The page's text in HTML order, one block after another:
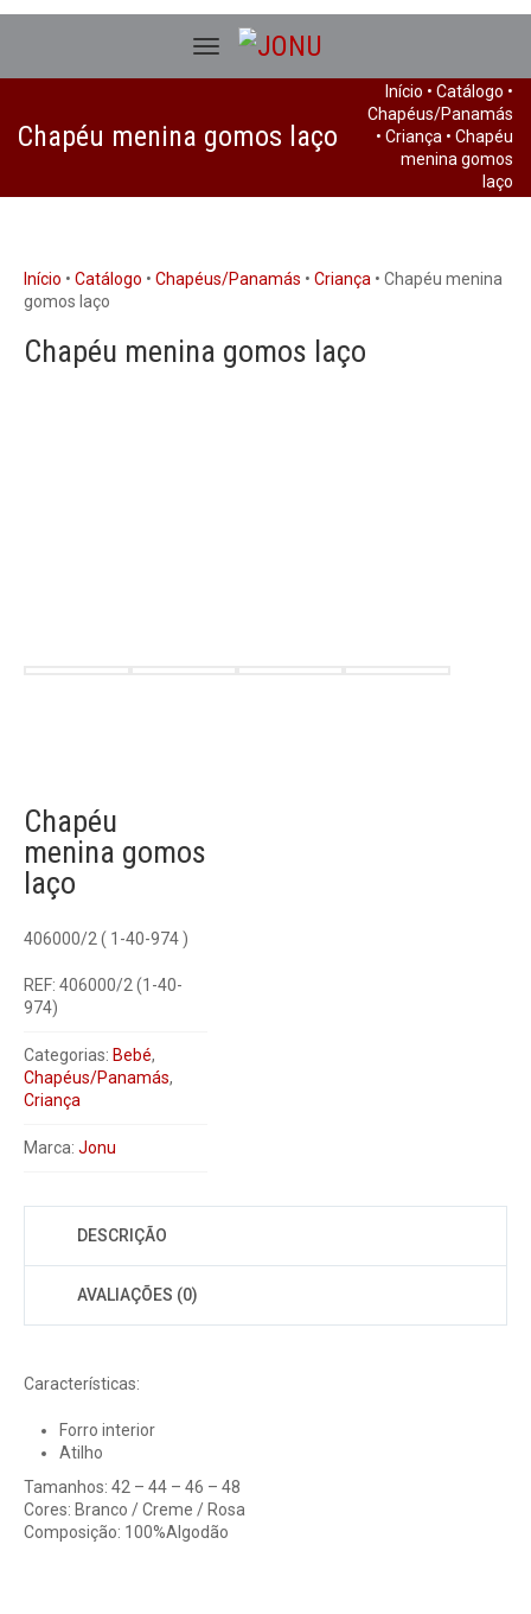
Chapéu menina gomos laço
Início • Catálogo •
Chapéus/Panamás
• Criança • Chapéu
menina gomos
laço
Início • Catálogo • Chapéus/Panamás • Criança • Chapéu menina
gomos laço
Chapéu menina gomos laço
Chapéu
menina gomos
laço
406000/2 ( 1-40-974 )
REF: 406000/2 (1-40-
974)
Categorias: Bebé,
Chapéus/Panamás,
Criança
Marca: Jonu
DESCRIÇÃO
AVALIAÇÕES (0)
Características:
Forro interior
Atilho
Tamanhos: 42 – 44 – 46 – 48
Cores: Branco / Creme / Rosa
Composição: 100%Algodão